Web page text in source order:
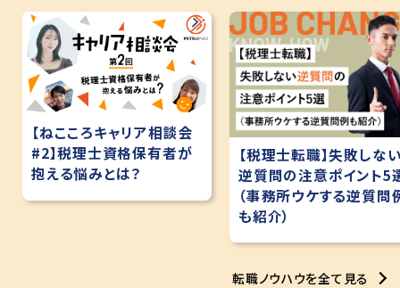
【ねこころキャリア相談会
#2】税理士資格保有者が
抱える悩みとは？
【税理士転職】失敗しな
逆質問の注意ポイント5
（事務所ウケする逆質問
も紹介）
転職ノウハウを全て見る